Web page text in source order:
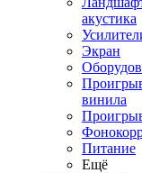
акустика
Экран
винила
Питание
Ещё